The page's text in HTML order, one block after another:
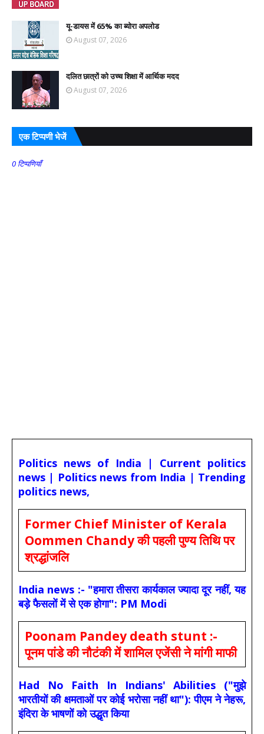
यू-डायस में 65% का ब्योरा अपलोड
August 07, 2026
दलित छात्रों को उच्च शिक्षा में आर्थिक मदद
August 07, 2026
एक टिप्पणी भेजें
0 टिप्पणियाँ
Politics news of India | Current politics
news | Politics news from India | Trending
politics news,
Former Chief Minister of Kerala
Oommen Chandy की पहली पुण्य तिथि पर
श्रद्धांजलि
India news :- "हमारा तीसरा कार्यकाल ज्यादा दूर नहीं, यह
बड़े फैसलों में से एक होगा": PM Modi
Poonam Pandey death stunt :-
पूनम पांडे की नौटंकी में शामिल एजेंसी ने मांगी माफी
Had No Faith In Indians' Abilities ("मुझे
भारतीयों की क्षमताओं पर कोई भरोसा नहीं था"): पीएम ने नेहरू,
इंदिरा के भाषणों को उद्धृत किया